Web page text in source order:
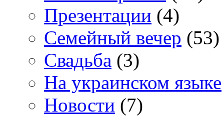
Презентации (4)
Семейный вечер (53)
Свадьба (3)
На украинском языке
Новости (7)